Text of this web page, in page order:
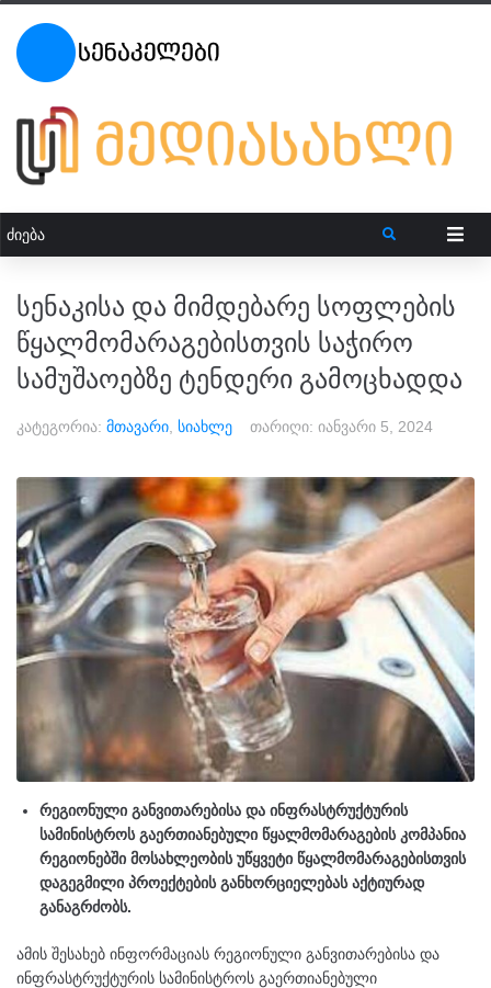
სენაკისა და მიმდებარე სოფლების
წყალმომარაგებისთვის საჭირო
სამუშაოებზე ტენდერი გამოცხადდა
კატეგორია: მთავარი სიახლე თარიღი: იანვარი 5, 2024
რეგიონული განვითარებისა და ინფრასტრუქტურის
სამინისტროს გაერთიანებული წყალმომარაგების კომპანია
რეგიონებში მოსახლეობის უწყვეტი წყალმომარაგებისთვის
დაგეგმილი პროექტების განხორციელებას აქტიურად
განაგრძობს.
ამის შესახებ ინფორმაციას რეგიონული განვითარებისა და
ინფრასტრუქტურის სამინისტროს გაერთიანებული